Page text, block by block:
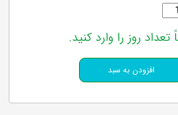
تعداد روز را وارد کنید.